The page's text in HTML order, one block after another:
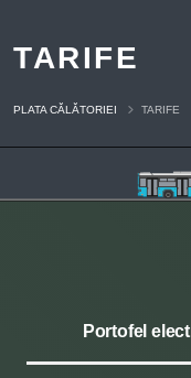
TARIFE
PLATA CĂLĂTORIEI TARIFE
Portofel